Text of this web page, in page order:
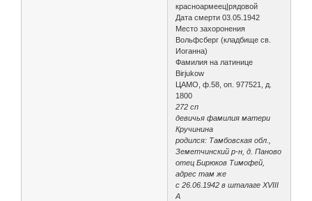
красноармеец|рядовой
Дата смерти 03.05.1942
Место захоронения
Вольфсберг (кладбище св.
Иоганна)
Фамилия на латинице
Birjukow
ЦАМО, ф.58, оп. 977521, д.
1800
272 сп
девичья фамилия матери
Кручинина
родился: Тамбовская обл.,
Земетчинский р-н, д. Паново
отец Бирюков Тимофей,
адрес там же
с 26.06.1942 в шталаге XVIII
A